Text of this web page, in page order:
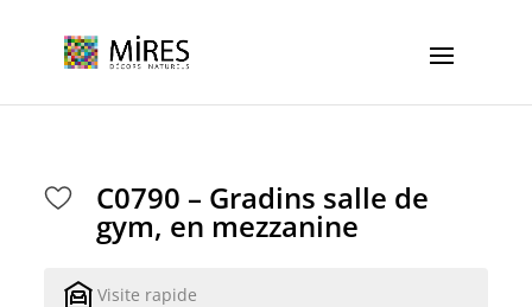
C0790 – Gradins salle de
gym, en mezzanine
Visite rapide